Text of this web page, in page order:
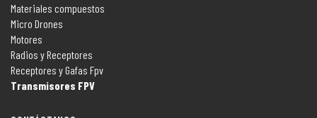
Materiales compuestos
Micro Drones
Motores
Radios y Receptores
Receptores y Gafas Fpv
Transmisores FPV